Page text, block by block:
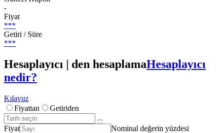
-
Fiyat
***
Getiri / Süre
***
Hesaplayıcı | den hesaplamaHesaplayıcı
nedir?
Kılavuz
Fiyattan
Getiriden
Fiyat
Nominal değerin yüzdesi